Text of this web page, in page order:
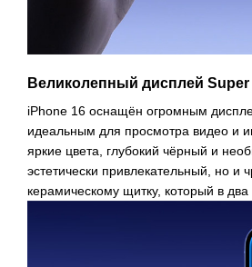
Великолепный дисплей Super
iPhone 16 оснащён огромным
идеальным для просмотра видео и
яркие цвета, глубокий чёрный и
эстетически привлекательный, но
керамическому щитку, который в